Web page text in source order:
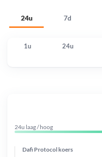
24u 7d
1u 24u
24u laag / hoog
Dafi Protocol koers